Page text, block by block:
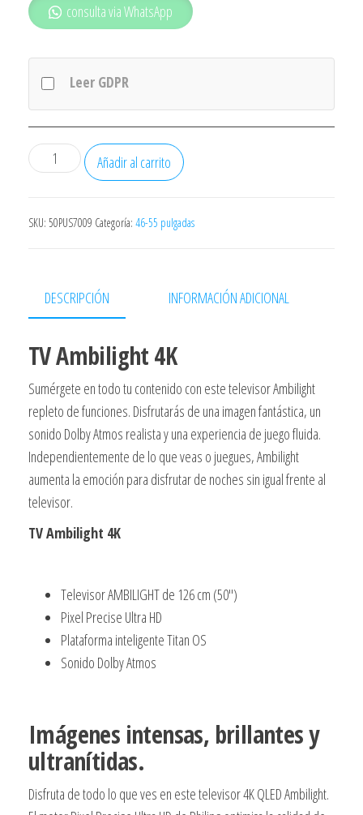
consulta via WhatsApp
Leer GDPR
Televisor
Philips
50PUS8209
4K/
Smart
TV/
WiFi
cantidad
Añadir al carrito
SKU: 50PUS7009 Categoría: 46-55 pulgadas
DESCRIPCIÓN INFORMACIÓN ADICIONAL
TV Ambilight 4K
Sumérgete en todo tu contenido con este televisor Ambilight
repleto de funciones. Disfrutarás de una imagen fantástica, un
sonido Dolby Atmos realista y una experiencia de juego fluida.
Independientemente de lo que veas o juegues, Ambilight
aumenta la emoción para disfrutar de noches sin igual frente al
televisor.
TV Ambilight 4K
Televisor AMBILIGHT de 126 cm (50″)
Pixel Precise Ultra HD
Plataforma inteligente Titan OS
Sonido Dolby Atmos
Imágenes intensas, brillantes y
ultranítidas.
Disfruta de todo lo que ves en este televisor 4K QLED Ambilight.